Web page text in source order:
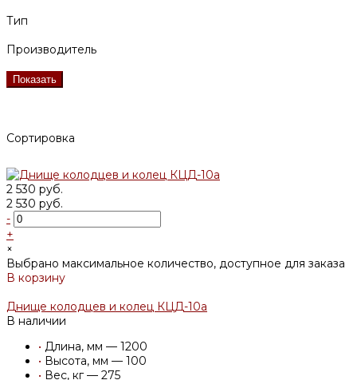
Тип
Производитель
Показать
Сортировка
2 530 руб.
2 530 руб.
-
+
×
Выбрано максимальное количество, доступное для заказа
В корзину
Днище колодцев и колец КЦД-10а
В наличии
• Длина, мм — 1200
• Высота, мм — 100
• Вес, кг — 275